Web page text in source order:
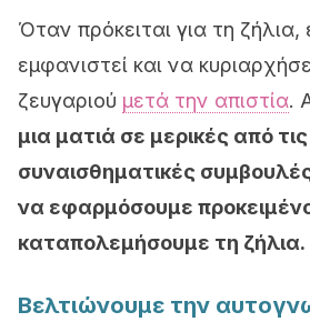
Όταν πρόκειται για τη ζήλια,
εμφανιστεί και να
ζευγαριού μετά την απιστία.
μια ματιά σε μερικές από τις
συναισθηματικές
να εφαρμόσουμε
καταπολεμήσουμε τη ζήλια.
Βελτιώνουμε την